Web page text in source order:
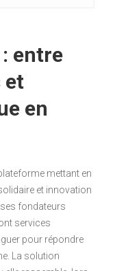
entre
et
en
plateforme mettant en
et innovation
fondateurs
services
pour répondre
La solution